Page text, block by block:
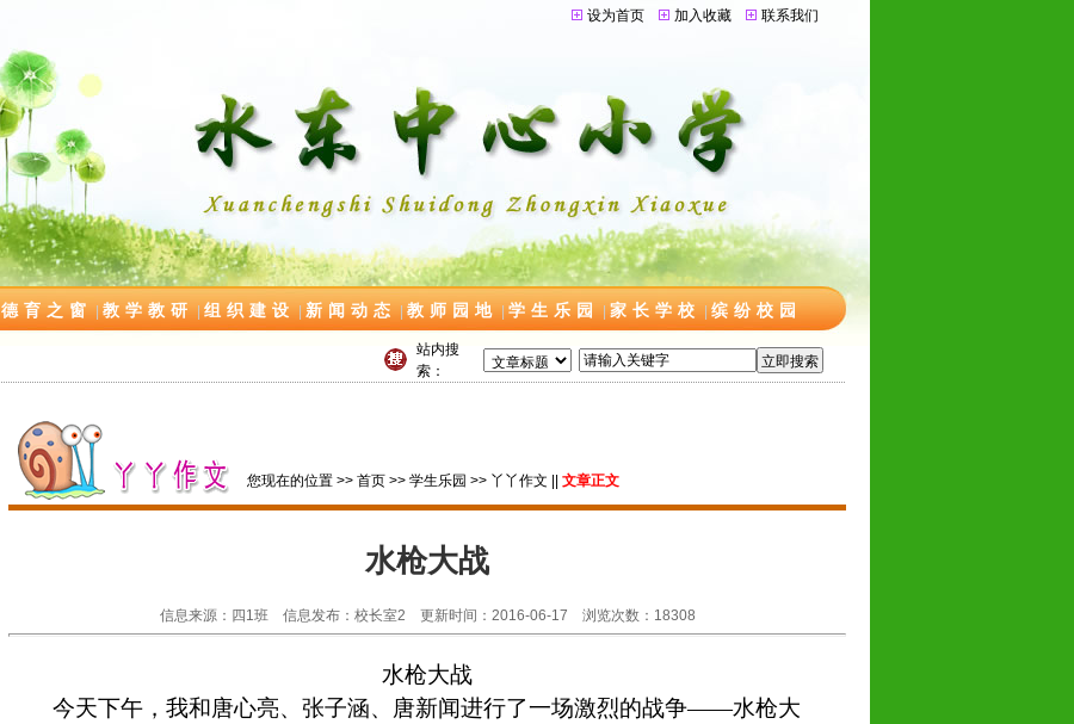
设为首页 加入收藏 联系我们
德育之窗 教学教研 组织建设 新闻动态 教师园地 学生乐园 家长学校 缤纷校园
站内搜
索：
您现在的位置 >> 首页 >> 学生乐园 >> 丫丫作文 文章正文
水枪大战
信息来源：四1班 信息发布：校长室2 更新时间：2016-06-17 浏览次数：18308
水枪大战
今天下午，我和唐心亮、张子涵、唐新闻进行了一场激烈的战争——水枪大